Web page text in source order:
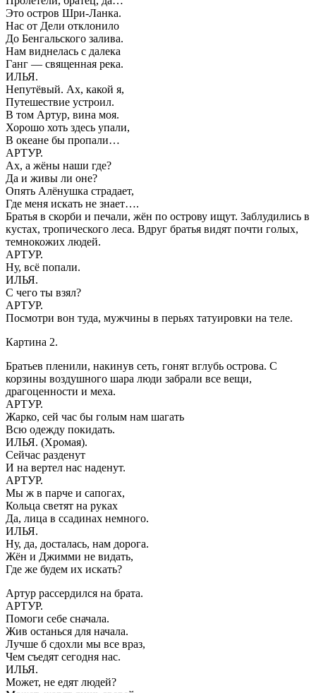
Это остров Шри-Ланка.
Нас от Дели отклонило
До Бенгальского залива.
Нам виднелась с далека
Ганг — священная река.
ИЛЬЯ.
Непутёвый. Ах, какой я,
Путешествие устроил.
В том Артур, вина моя.
Хорошо хоть здесь упали,
В океане бы пропали…
АРТУР.
Ах, а жёны наши где?
Да и живы ли оне?
Опять Алёнушка страдает,
Где меня искать не знает….
Братья в скорби и печали, жён по острову ищут. Заблудились в
кустах, тропического леса. Вдруг братья видят почти голых,
темнокожих людей.
АРТУР.
Ну, всё попали.
ИЛЬЯ.
С чего ты взял?
АРТУР.
Посмотри вон туда, мужчины в перьях татуировки на теле.
Картина 2.
Братьев пленили, накинув сеть, гонят вглубь острова. С
корзины воздушного шара люди забрали все вещи,
драгоценности и меха.
АРТУР.
Жарко, сей час бы голым нам шагать
Всю одежду покидать.
ИЛЬЯ. (Хромая).
Сейчас разденут
И на вертел нас наденут.
АРТУР.
Мы ж в парче и сапогах,
Кольца светят на руках
Да, лица в ссадинах немного.
ИЛЬЯ.
Ну, да, досталась, нам дорога.
Жён и Джимми не видать,
Где же будем их искать?
Артур рассердился на брата.
АРТУР.
Помоги себе сначала.
Жив останься для начала.
Лучше б сдохли мы все враз,
Чем съедят сегодня нас.
ИЛЬЯ.
Может, не едят людей?